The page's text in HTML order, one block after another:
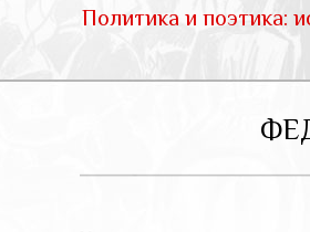
Политика и поэтика: